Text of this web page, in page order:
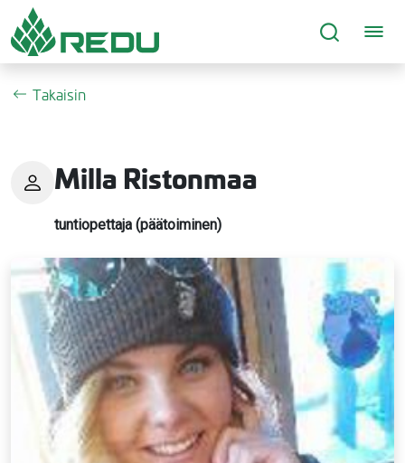
Siirry sivusisältöön
Takaisin
Milla Ristonmaa
tuntiopettaja (päätoiminen)